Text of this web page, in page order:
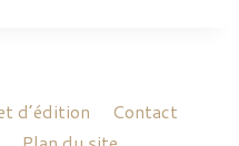
d’édition
Contact